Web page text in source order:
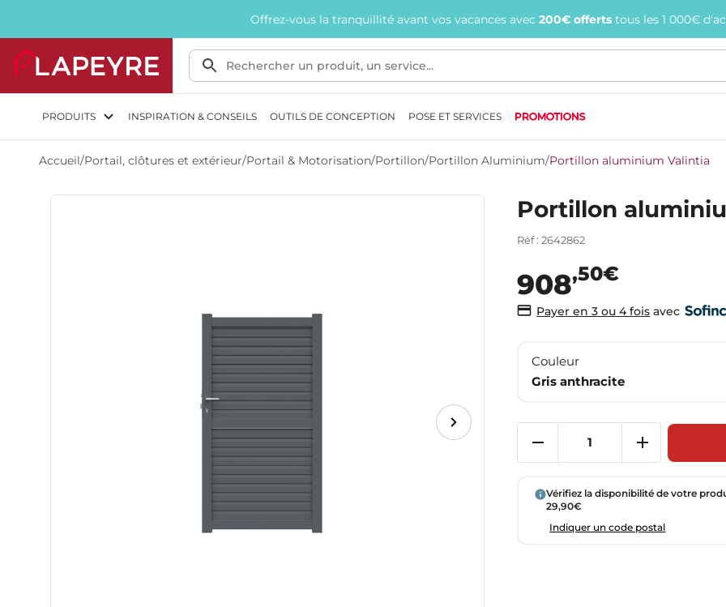
Offrez-vous la tranquillité avant vos vacances avec 200€ offerts tous les 1 000€
PRODUITS INSPIRATION & CONSEILS OUTILS DE CONCEPTION POSE ET SERVICES PROMOTIONS
Accueil/Portail, clôtures et extérieur/Portail & Motorisation/Portillon/Portillon Aluminium/Portillon aluminium Valintia
Portillon
Réf : 2642862
908,50€
Payer en 3 ou 4 fois avec
Couleur
Gris anthracite
Vérifiez la disponibilité de votre
29,90€
Indiquer un code postal